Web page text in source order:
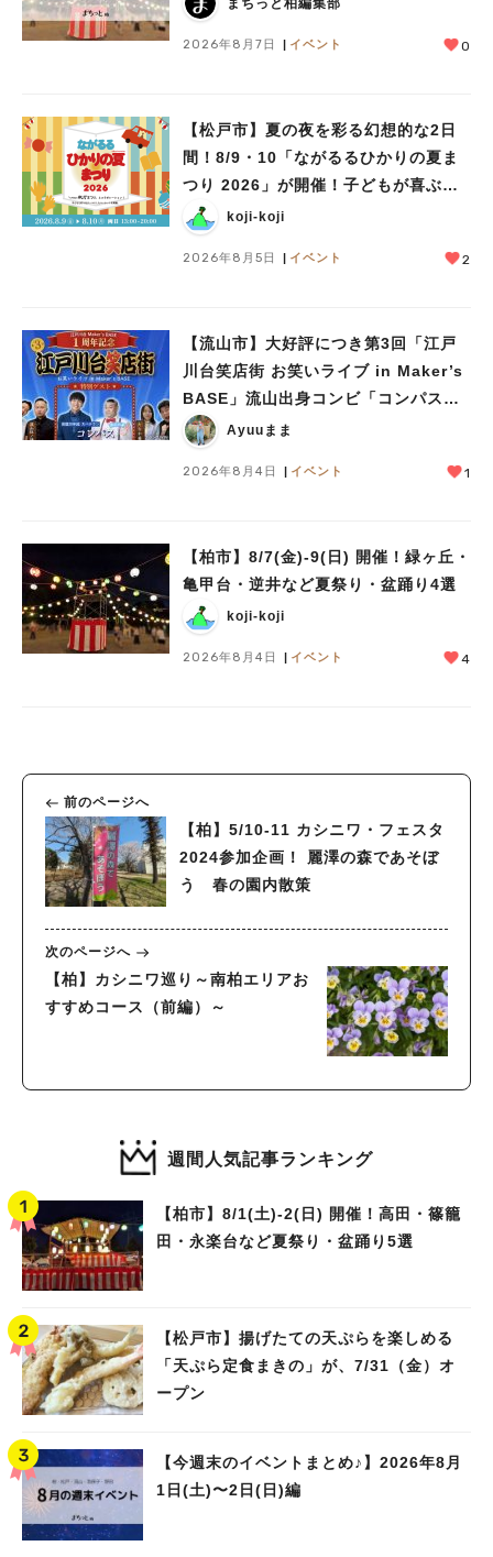
2026年8月7日 イベント 0
【松戸市】夏の夜を彩る幻想的な2日
間！8/9・10「ながるるひかりの夏ま
つり 2026」が開催！子どもが喜ぶワ
ークショップや限定ヒーローショーも
koji-koji
2026年8月5日 イベント 2
【流山市】大好評につき第3回「江戸
川台笑店街 お笑いライブ in Maker’s
BASE」流山出身コンビ「コンパス」
も登場！8/23（日）
Ayuuまま
2026年8月4日 イベント 1
【柏市】8/7(金)‐9(日) 開催！緑ヶ丘・
亀甲台・逆井など夏祭り・盆踊り4選
koji-koji
2026年8月4日 イベント 4
前のページへ
【柏】5/10-11 カシニワ・フェスタ
2024参加企画！ 麗澤の森であそぼ
う 春の園内散策
次のページへ
【柏】カシニワ巡り～南柏エリアお
すすめコース（前編）～
週間人気記事ランキング
【柏市】8/1(土)‐2(日) 開催！高田・篠籠
田・永楽台など夏祭り・盆踊り5選
【松戸市】揚げたての天ぷらを楽しめる
「天ぷら定食まきの」が、7/31（金）オ
ープン
【今週末のイベントまとめ♪】2026年8月
1日(土)〜2日(日)編